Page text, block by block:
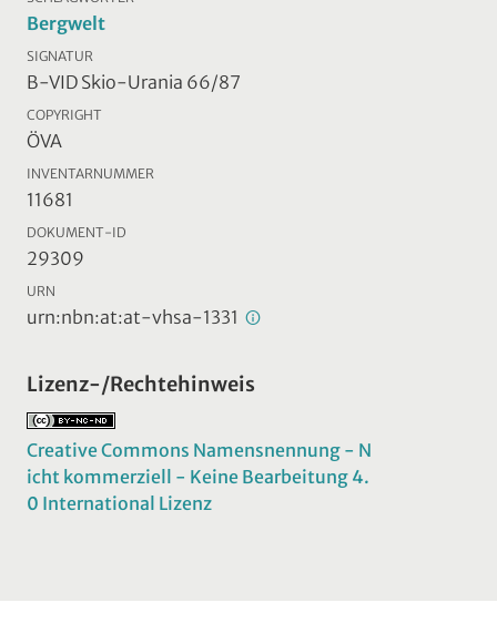
Bergwelt
SIGNATUR
B-VID Skio-Urania 66/87
COPYRIGHT
ÖVA
INVENTARNUMMER
11681
DOKUMENT-ID
29309
URN
urn:nbn:at:at-vhsa-1331
Lizenz-/Rechtehinweis
Creative Commons Namensnennung - N
icht kommerziell - Keine Bearbeitung 4.
0 International Lizenz